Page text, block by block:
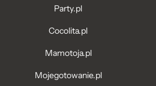
Party.pl
Cocolita.pl
Mamotoja.pl
Mojegotowanie.pl